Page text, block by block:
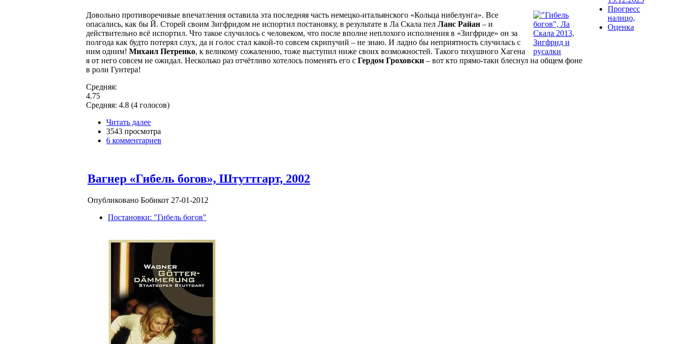
Довольно противоречивые впечатления оставила эта последняя часть немецко-итальянского «Кольца нибелунга». Все
опасались, как бы Й. Сторей своим Зигфридом не испортил постановку, в результате в Ла Скала пел Ланс Райан – и
действительно всё испортил. Что такое случилось с человеком, что после вполне неплохого исполнения в «Зигфриде» он за
полгода как будто потерял слух, да и голос стал какой-то совсем скрипучий – не знаю. И ладно бы неприятность случилась с
ним одним! Михаил Петренко, к великому сожалению, тоже выступил ниже своих возможностей. Такого тихушного Хагена
я от него совсем не ожидал. Несколько раз отчётливо хотелось поменять его с Гердом Гроховски – вот кто прямо-таки блеснул на общем фоне
в роли Гунтера!
Средняя:
4.75
Средняя: 4.8 (4 голосов)
Читать далее
3543 просмотра
6 комментариев
Вагнер «Гибель богов», Штуттгарт, 2002
Опубликовано Бобикот 27-01-2012
Постановки: "Гибель богов"
Прогресс
налицо,
Оценка